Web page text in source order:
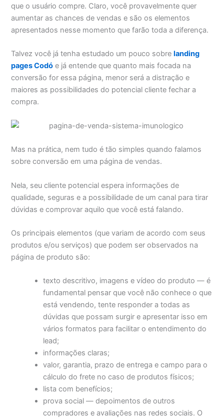
que o usuário compre. Claro, você provavelmente quer
aumentar as chances de vendas e são os elementos
apresentados nesse momento que farão toda a diferença.
Talvez você já tenha estudado um pouco sobre landing
pages Codó e já entende que quanto mais focada na
conversão for essa página, menor será a distração e
maiores as possibilidades do potencial cliente fechar a
compra.
Mas na prática, nem tudo é tão simples quando falamos
sobre conversão em uma página de vendas.
Nela, seu cliente potencial espera informações de
qualidade, seguras e a possibilidade de um canal para tirar
dúvidas e comprovar aquilo que você está falando.
Os principais elementos (que variam de acordo com seus
produtos e/ou serviços) que podem ser observados na
página de produto são:
texto descritivo, imagens e vídeo do produto — é
fundamental pensar que você não conhece o que
está vendendo, tente responder a todas as
dúvidas que possam surgir e apresentar isso em
vários formatos para facilitar o entendimento do
lead;
informações claras;
valor, garantia, prazo de entrega e campo para o
cálculo do frete no caso de produtos físicos;
lista com benefícios;
prova social — depoimentos de outros
compradores e avaliações nas redes sociais. O